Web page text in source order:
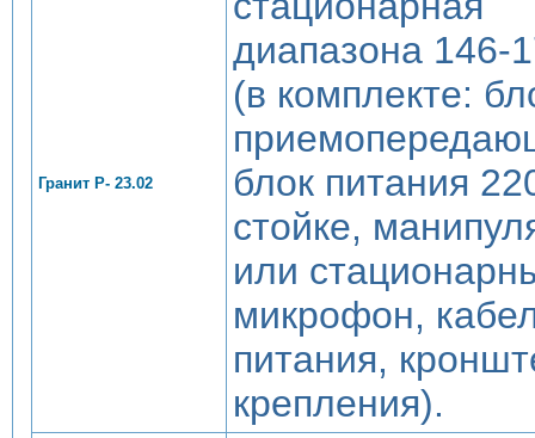
Гранит Р- 23.02
диапазона 146-
(в комплекте:
блок питания
стойке,
или
микрофон,
питания,
крепления).